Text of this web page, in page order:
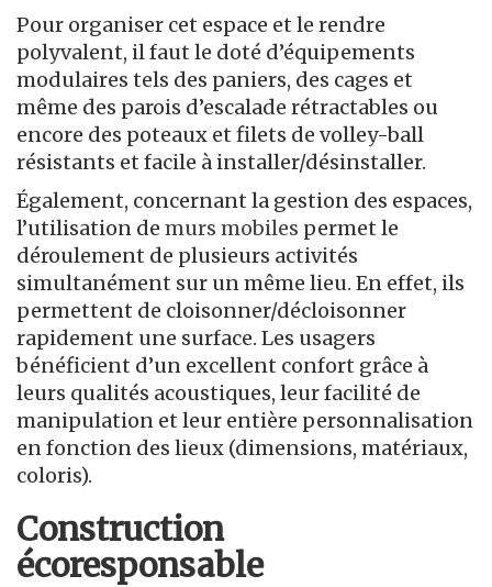
Pour organiser cet espace et le rendre
polyvalent, il faut le doté d’équipements
modulaires tels des paniers, des cages et
même des parois d’escalade rétractables ou
encore des poteaux et filets de volley-ball
résistants et facile à installer/désinstaller.
Également, concernant la gestion des espaces,
l’utilisation de murs mobiles permet le
déroulement de plusieurs activités
simultanément sur un même lieu. En effet, ils
permettent de cloisonner/décloisonner
rapidement une surface. Les usagers
bénéficient d’un excellent confort grâce à
leurs qualités acoustiques, leur facilité de
manipulation et leur entière personnalisation
en fonction des lieux (dimensions, matériaux,
coloris).
Construction
écoresponsable